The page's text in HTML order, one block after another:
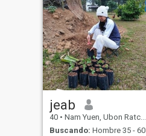
jeab
40 • Nam Yuen, Ubon Ratchathani, Tailandia
Buscando: Hombre 35 - 60